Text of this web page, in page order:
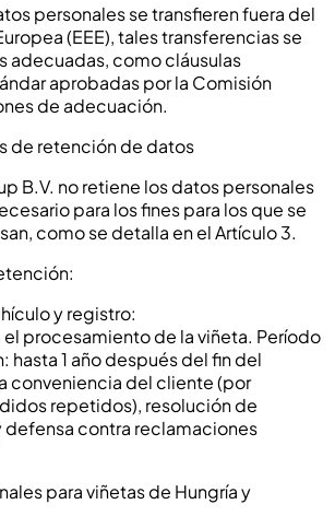
personales se transfieren fuera del
(EEE), tales transferencias se
adecuadas, como cláusulas
aprobadas por la Comisión
de adecuación.
de retención de datos
B.V. no retiene los datos personales
para los fines para los que se
como se detalla en el Artículo 3.
y registro:
el procesamiento de la viñeta. Período
hasta 1 año después del fin del
conveniencia del cliente (por
repetidos), resolución de
defensa contra reclamaciones
para viñetas de Hungría y